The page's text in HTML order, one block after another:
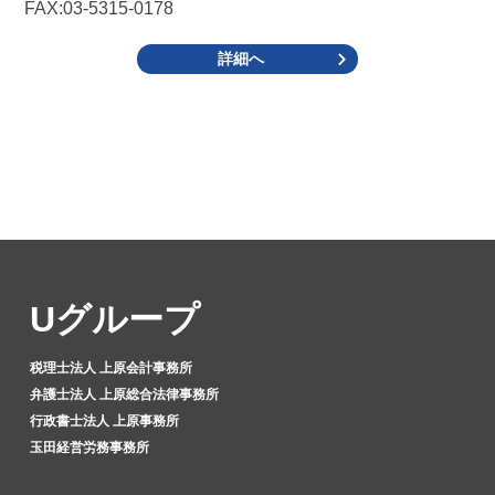
FAX:03-5315-0178
詳細へ
Uグループ
税理士法人 上原会計事務所
弁護士法人 上原総合法律事務所
行政書士法人 上原事務所
玉田経営労務事務所